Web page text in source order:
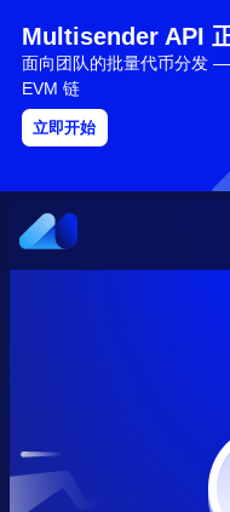
Multisender API
面向团队的批量代币分发
EVM 链
立即开始